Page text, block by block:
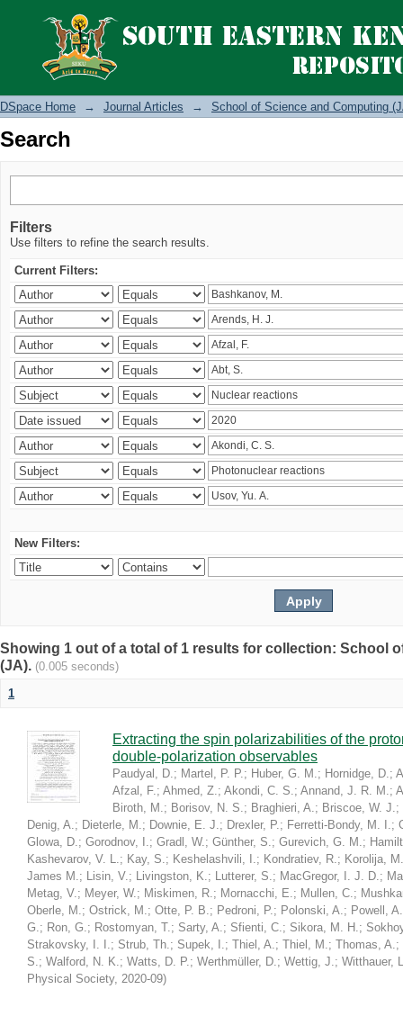
Search
DSpace Home → Journal Articles → School of Science and Computing
Search
Filters
Use filters to refine the search results.
Current Filters:
New Filters:
Showing 1 out of a total of 1 results for collection: School
(JA). (0.005 seconds)
1
Extracting the spin polarizabilities of the
double-polarization observables
Paudyal, D.; Martel, P. P.; Huber, G. M.; Hornidge, D.;
Afzal, F.; Ahmed, Z.; Akondi, C. S.; Annand, J. R. M.;
Biroth, M.; Borisov, N. S.; Braghieri, A.; Briscoe, W. J.;
Denig, A.; Dieterle, M.; Downie, E. J.; Drexler, P.; Ferretti-Bondy, M. I.;
Glowa, D.; Gorodnov, I.; Gradl, W.; Günther, S.; Gurevich, G. M.;
Kashevarov, V. L.; Kay, S.; Keshelashvili, I.; Kondratiev, R.; Korolija, M.
James M.; Lisin, V.; Livingston, K.; Lutterer, S.; MacGregor, I. J. D.;
Metag, V.; Meyer, W.; Miskimen, R.; Mornacchi, E.; Mullen, C.;
Oberle, M.; Ostrick, M.; Otte, P. B.; Pedroni, P.; Polonski, A.; Powell, A.
G.; Ron, G.; Rostomyan, T.; Sarty, A.; Sfienti, C.; Sikora, M. H.;
Strakovsky, I. I.; Strub, Th.; Supek, I.; Thiel, A.; Thiel, M.; Thomas, A.;
S.; Walford, N. K.; Watts, D. P.; Werthmüller, D.; Wettig, J.; Witthauer,
Physical Society, 2020-09)